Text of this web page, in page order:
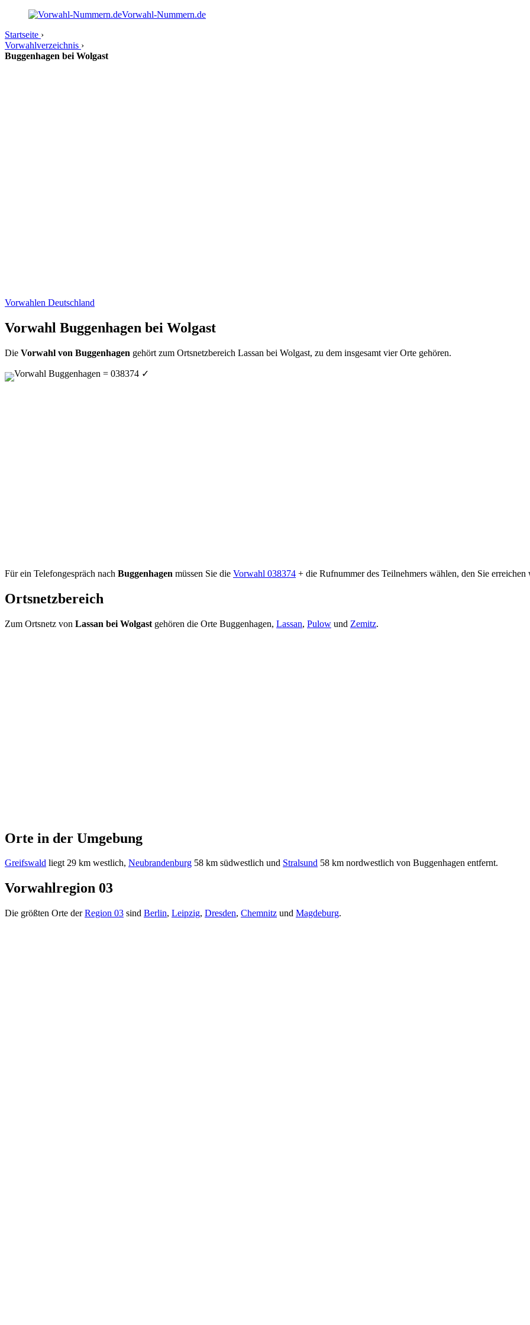
Vorwahl-Nummern.de
Startseite ›
Vorwahlverzeichnis ›
Buggenhagen bei Wolgast
Vorwahlen Deutschland
Vorwahl Buggenhagen bei Wolgast
Die Vorwahl von Buggenhagen gehört zum Ortsnetzbereich Lassan bei Wolgast, zu dem insgesamt vier Orte gehören.
Vorwahl Buggenhagen = 038374 ✓
Für ein Telefongespräch nach Buggenhagen müssen Sie die Vorwahl 038374 + die Rufnummer des Teilnehmers wählen, den Sie erreichen
Ortsnetzbereich
Zum Ortsnetz von Lassan bei Wolgast gehören die Orte Buggenhagen, Lassan, Pulow und Zemitz.
Orte in der Umgebung
Greifswald liegt 29 km westlich, Neubrandenburg 58 km südwestlich und Stralsund 58 km nordwestlich von Buggenhagen entfernt.
Vorwahlregion 03
Die größten Orte derRegion 03 sind Berlin, Leipzig, Dresden, Chemnitz und Magdeburg.